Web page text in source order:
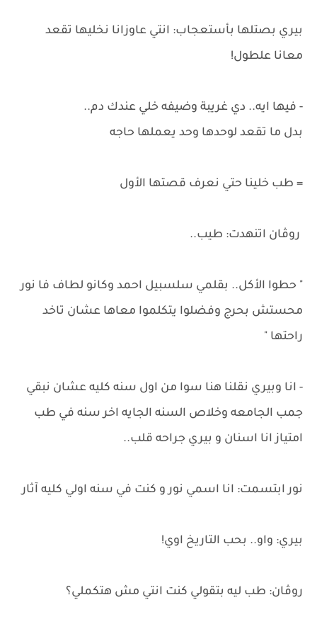
بيري بصتلها بأستعجاب: انتي عاوزانا نخليها تقعد
معانا علطول!
- فيها ايه.. دي غريبة وضيفه خلي عندك دم..
بدل ما تقعد لوحدها وحد يعملها حاجه
= طب خلينا حتي نعرف قصتها الأول
روڤان اتنهدت: طيب..
" حطوا الأكل.. بقلمي سلسبيل احمد وكانو لطاف فا نور
محستش بحرج وفضلوا يتكلموا معاها عشان تاخد
راحتها "
- انا وبيري نقلنا هنا سوا من اول سنه كليه عشان نبقي
جمب الجامعه وخلاص السنه الجايه اخر سنه في طب
امتياز انا اسنان و بيري جراحه قلب..
نور ابتسمت: انا اسمي نور و كنت في سنه اولي كليه آثار
بيري: واو.. بحب التاريخ اوي!
روڤان: طب ليه بتقولي كنت انتي مش هتكملي؟